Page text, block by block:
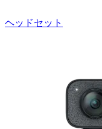
ヘッドセット